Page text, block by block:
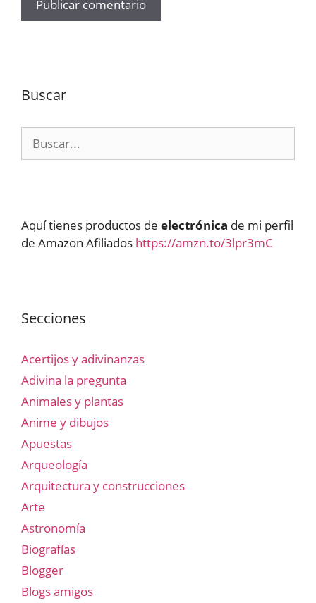
Buscar
Aquí tienes productos de electrónica de mi perfil
de Amazon Afiliados https://amzn.to/3lpr3mC
Secciones
Acertijos y adivinanzas
Adivina la pregunta
Animales y plantas
Anime y dibujos
Apuestas
Arqueología
Arquitectura y construcciones
Arte
Astronomía
Biografías
Blogger
Blogs amigos